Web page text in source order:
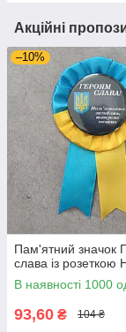
Акційні
–10%
Пам'ятний значок
слава із розеткою
В наявності 1000
93,60 ₴ 104 ₴